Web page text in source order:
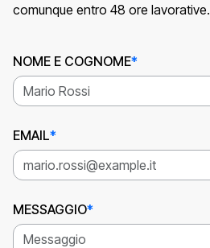
comunque entro 48 ore lavorative.
NOME E COGNOME
EMAIL
MESSAGGIO